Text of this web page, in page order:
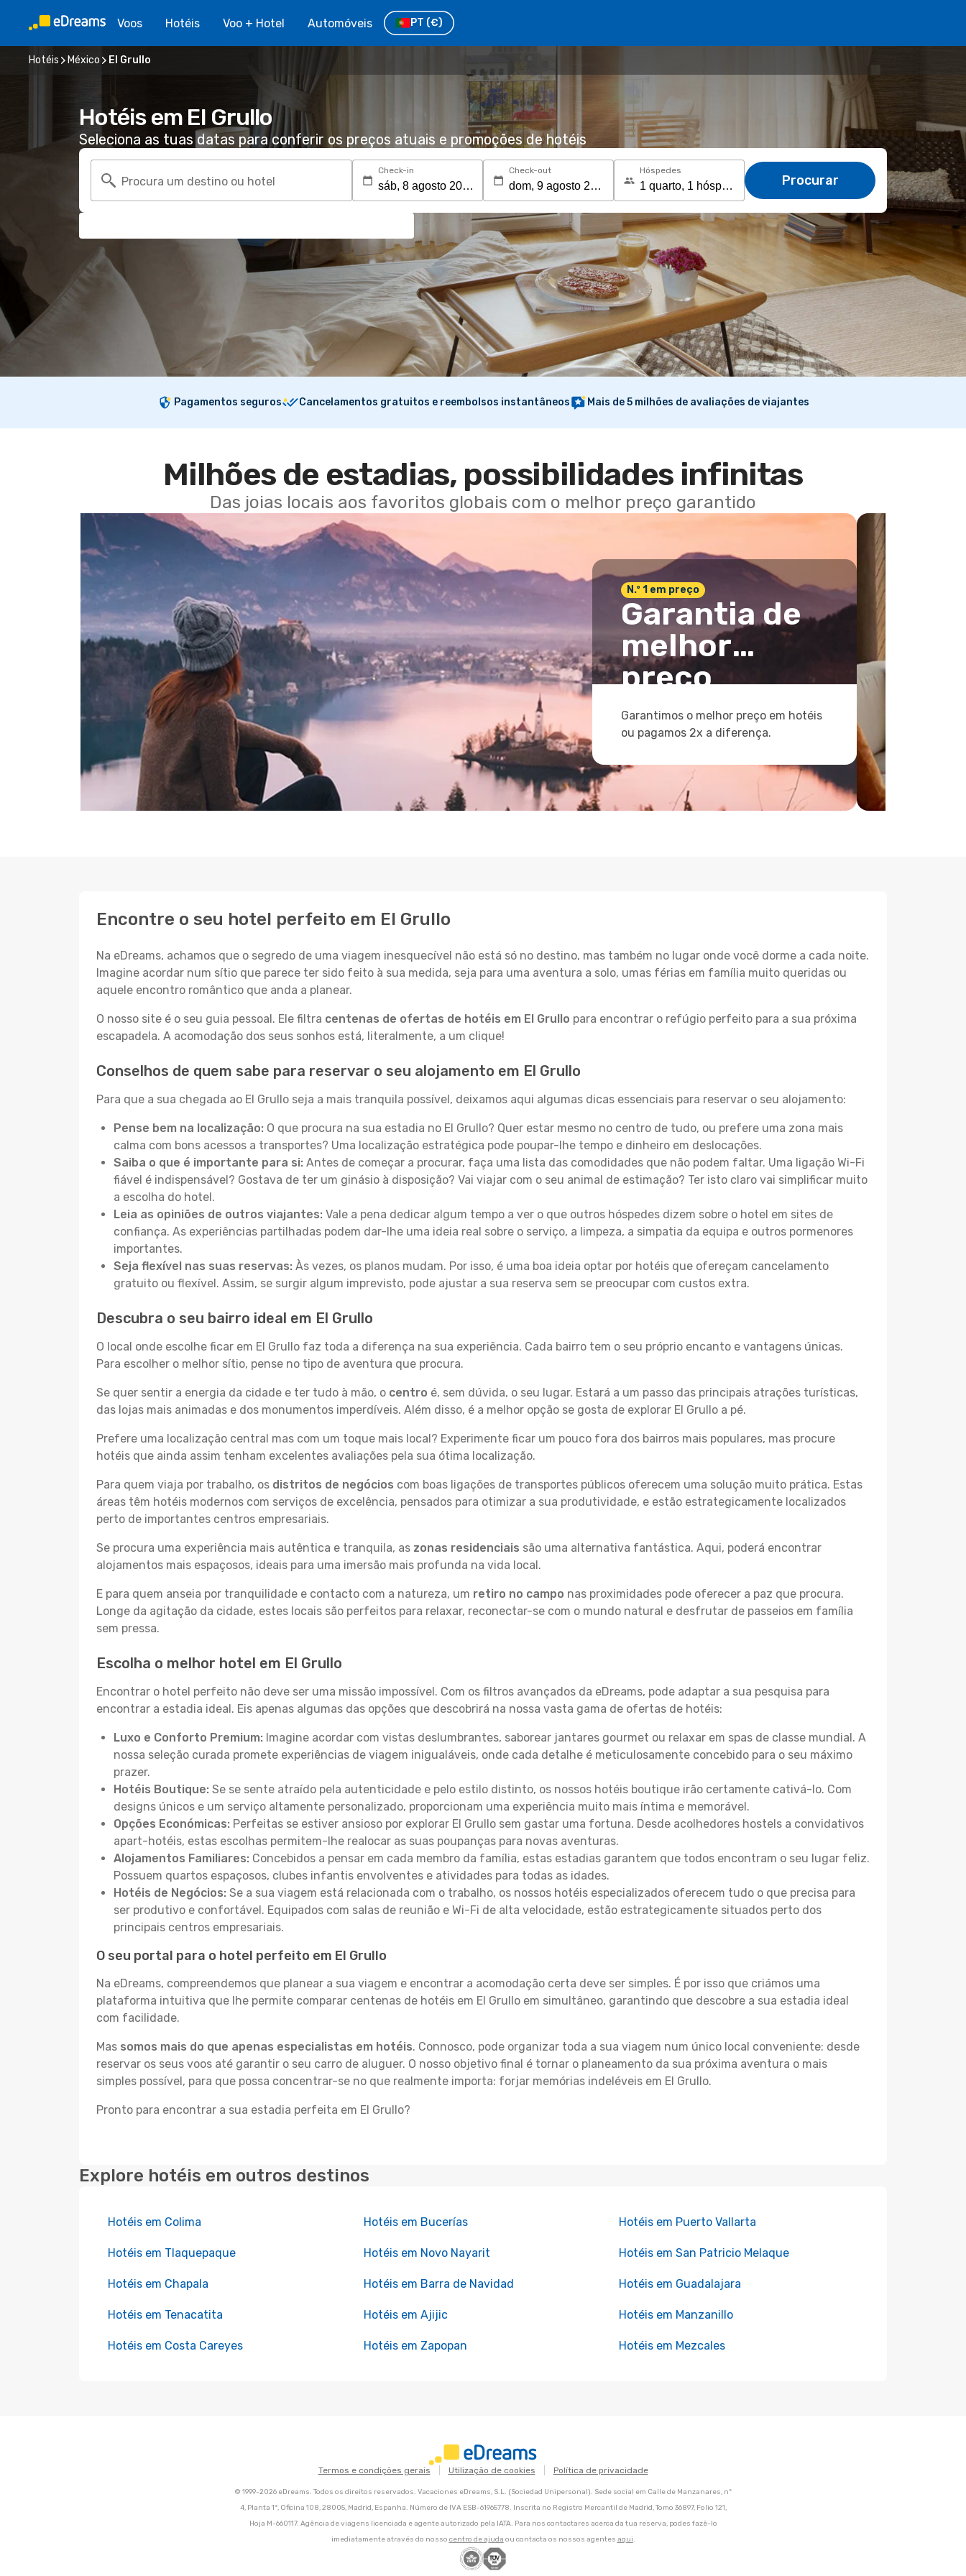
Voos Hotéis Voo + Hotel Automóveis PT (€)
Hotéis México El Grullo
Hotéis em El Grullo
Seleciona as tuas datas para conferir os preços atuais e promoções de hotéis
Procura um destino ou hotel
Check-in Check-out Hóspedes
Procurar
Pagamentos seguros Cancelamentos gratuitos e reembolsos instantâneos Mais de 5 milhões de avaliações de viajantes
Milhões de estadias, possibilidades infinitas
Das joias locais aos favoritos globais com o melhor preço garantido
N.º 1 em preço
Garantia de
melhor
preço
Garantimos o melhor preço em hotéis
ou pagamos 2x a diferença.
Encontre o seu hotel perfeito em El Grullo
Na eDreams, achamos que o segredo de uma viagem inesquecível não está só no destino, mas também no lugar onde você dorme a cada noite.
Imagine acordar num sítio que parece ter sido feito à sua medida, seja para uma aventura a solo, umas férias em família muito queridas ou
aquele encontro romântico que anda a planear.
O nosso site é o seu guia pessoal. Ele filtra centenas de ofertas de hotéis em El Grullo para encontrar o refúgio perfeito para a sua próxima
escapadela. A acomodação dos seus sonhos está, literalmente, a um clique!
Conselhos de quem sabe para reservar o seu alojamento em El Grullo
Para que a sua chegada ao El Grullo seja a mais tranquila possível, deixamos aqui algumas dicas essenciais para reservar o seu alojamento:
Pense bem na localização: O que procura na sua estadia no El Grullo? Quer estar mesmo no centro de tudo, ou prefere uma zona mais
calma com bons acessos a transportes? Uma localização estratégica pode poupar-lhe tempo e dinheiro em deslocações.
Saiba o que é importante para si: Antes de começar a procurar, faça uma lista das comodidades que não podem faltar. Uma ligação Wi-Fi
fiável é indispensável? Gostava de ter um ginásio à disposição? Vai viajar com o seu animal de estimação? Ter isto claro vai simplificar muito
a escolha do hotel.
Leia as opiniões de outros viajantes: Vale a pena dedicar algum tempo a ver o que outros hóspedes dizem sobre o hotel em sites de
confiança. As experiências partilhadas podem dar-lhe uma ideia real sobre o serviço, a limpeza, a simpatia da equipa e outros pormenores
importantes.
Seja flexível nas suas reservas: Às vezes, os planos mudam. Por isso, é uma boa ideia optar por hotéis que ofereçam cancelamento
gratuito ou flexível. Assim, se surgir algum imprevisto, pode ajustar a sua reserva sem se preocupar com custos extra.
Descubra o seu bairro ideal em El Grullo
O local onde escolhe ficar em El Grullo faz toda a diferença na sua experiência. Cada bairro tem o seu próprio encanto e vantagens únicas.
Para escolher o melhor sítio, pense no tipo de aventura que procura.
Se quer sentir a energia da cidade e ter tudo à mão, o centro é, sem dúvida, o seu lugar. Estará a um passo das principais atrações turísticas,
das lojas mais animadas e dos monumentos imperdíveis. Além disso, é a melhor opção se gosta de explorar El Grullo a pé.
Prefere uma localização central mas com um toque mais local? Experimente ficar um pouco fora dos bairros mais populares, mas procure
hotéis que ainda assim tenham excelentes avaliações pela sua ótima localização.
Para quem viaja por trabalho, os distritos de negócios com boas ligações de transportes públicos oferecem uma solução muito prática. Estas
áreas têm hotéis modernos com serviços de excelência, pensados para otimizar a sua produtividade, e estão estrategicamente localizados
perto de importantes centros empresariais.
Se procura uma experiência mais autêntica e tranquila, as zonas residenciais são uma alternativa fantástica. Aqui, poderá encontrar
alojamentos mais espaçosos, ideais para uma imersão mais profunda na vida local.
E para quem anseia por tranquilidade e contacto com a natureza, um retiro no campo nas proximidades pode oferecer a paz que procura.
Longe da agitação da cidade, estes locais são perfeitos para relaxar, reconectar-se com o mundo natural e desfrutar de passeios em família
sem pressa.
Escolha o melhor hotel em El Grullo
Encontrar o hotel perfeito não deve ser uma missão impossível. Com os filtros avançados da eDreams, pode adaptar a sua pesquisa para
encontrar a estadia ideal. Eis apenas algumas das opções que descobrirá na nossa vasta gama de ofertas de hotéis:
Luxo e Conforto Premium: Imagine acordar com vistas deslumbrantes, saborear jantares gourmet ou relaxar em spas de classe mundial. A
nossa seleção curada promete experiências de viagem inigualáveis, onde cada detalhe é meticulosamente concebido para o seu máximo
prazer.
Hotéis Boutique: Se se sente atraído pela autenticidade e pelo estilo distinto, os nossos hotéis boutique irão certamente cativá-lo. Com
designs únicos e um serviço altamente personalizado, proporcionam uma experiência muito mais íntima e memorável.
Opções Económicas: Perfeitas se estiver ansioso por explorar El Grullo sem gastar uma fortuna. Desde acolhedores hostels a convidativos
apart-hotéis, estas escolhas permitem-lhe realocar as suas poupanças para novas aventuras.
Alojamentos Familiares: Concebidos a pensar em cada membro da família, estas estadias garantem que todos encontram o seu lugar feliz.
Possuem quartos espaçosos, clubes infantis envolventes e atividades para todas as idades.
Hotéis de Negócios: Se a sua viagem está relacionada com o trabalho, os nossos hotéis especializados oferecem tudo o que precisa para
ser produtivo e confortável. Equipados com salas de reunião e Wi-Fi de alta velocidade, estão estrategicamente situados perto dos
principais centros empresariais.
O seu portal para o hotel perfeito em El Grullo
Na eDreams, compreendemos que planear a sua viagem e encontrar a acomodação certa deve ser simples. É por isso que criámos uma
plataforma intuitiva que lhe permite comparar centenas de hotéis em El Grullo em simultâneo, garantindo que descobre a sua estadia ideal
com facilidade.
Mas somos mais do que apenas especialistas em hotéis. Connosco, pode organizar toda a sua viagem num único local conveniente: desde
reservar os seus voos até garantir o seu carro de aluguer. O nosso objetivo final é tornar o planeamento da sua próxima aventura o mais
simples possível, para que possa concentrar-se no que realmente importa: forjar memórias indeléveis em El Grullo.
Pronto para encontrar a sua estadia perfeita em El Grullo?
Explore hotéis em outros destinos
Hotéis em Colima Hotéis em Bucerías Hotéis em Puerto Vallarta
Hotéis em Tlaquepaque Hotéis em Novo Nayarit Hotéis em San Patricio Melaque
Hotéis em Chapala Hotéis em Barra de Navidad Hotéis em Guadalajara
Hotéis em Tenacatita Hotéis em Ajijic Hotéis em Manzanillo
Hotéis em Costa Careyes Hotéis em Zapopan Hotéis em Mezcales
Termos e condições gerais Utilização de cookies Política de privacidade
© 1999-2026 eDreams. Todos os direitos reservados. Vacaciones eDreams, S.L. (Sociedad Unipersonal). Sede social em Calle de Manzanares, nº
4, Planta 1ª, Oficina 108, 28005, Madrid, Espanha. Número de IVA ESB-61965778. Inscrita no Registro Mercantil de Madrid, Tomo 36897, Folio 121,
Hoja M-660117. Agência de viagens licenciada e agente autorizado pela IATA. Para nos contactares acerca da tua reserva, podes fazê-lo
imediatamente através do nosso centro de ajuda ou contacta os nossos agentes aqui.